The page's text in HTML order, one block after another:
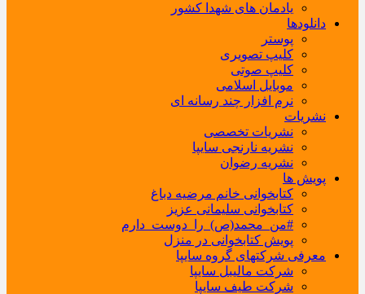
یادمان های شهدا کشور
دانلودها
پوستر
کلیپ تصویری
کلیپ صوتی
موبایل اسلامی
نرم افزار چند رسانه ای
نشریات
نشریات تخصصی
نشریه نارنجی سایپا
نشریه رضوان
پویش ها
کتابخوانی خانم مرضیه دباغ
کتابخوانی سلیمانی عزیز
#من_محمد(ص)_را_دوست_دارم
پویش کتابخوانی در منزل
معرفی شرکتهای گروه سایپا
شرکت مالیبل سایپا
شرکت طیف سایپا